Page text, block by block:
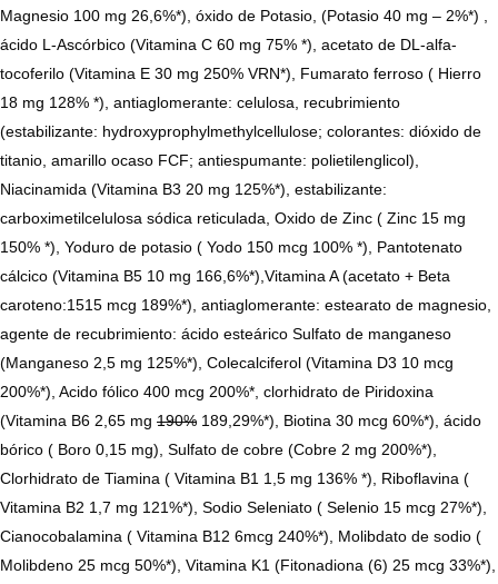
Magnesio 100 mg 26,6%*), óxido de Potasio, (Potasio 40 mg – 2%*) ,
ácido L-Ascórbico (Vitamina C 60 mg 75% *), acetato de DL-alfa-
tocoferilo (Vitamina E 30 mg 250% VRN*), Fumarato ferroso ( Hierro
18 mg 128% *), antiaglomerante: celulosa, recubrimiento
(estabilizante: hydroxyprophylmethylcellulose; colorantes: dióxido de
titanio, amarillo ocaso FCF; antiespumante: polietilenglicol),
Niacinamida (Vitamina B3 20 mg 125%*), estabilizante:
carboximetilcelulosa sódica reticulada, Oxido de Zinc ( Zinc 15 mg
150% *), Yoduro de potasio ( Yodo 150 mcg 100% *), Pantotenato
cálcico (Vitamina B5 10 mg 166,6%*),Vitamina A (acetato + Beta
caroteno:1515 mcg 189%*), antiaglomerante: estearato de magnesio,
agente de recubrimiento: ácido esteárico Sulfato de manganeso
(Manganeso 2,5 mg 125%*), Colecalciferol (Vitamina D3 10 mcg
200%*), Acido fólico 400 mcg 200%*, clorhidrato de Piridoxina
(Vitamina B6 2,65 mg 190% 189,29%*), Biotina 30 mcg 60%*), ácido
bórico ( Boro 0,15 mg), Sulfato de cobre (Cobre 2 mg 200%*),
Clorhidrato de Tiamina ( Vitamina B1 1,5 mg 136% *), Riboflavina (
Vitamina B2 1,7 mg 121%*), Sodio Seleniato ( Selenio 15 mcg 27%*),
Cianocobalamina ( Vitamina B12 6mcg 240%*), Molibdato de sodio (
Molibdeno 25 mcg 50%*), Vitamina K1 (Fitonadiona (6) 25 mcg 33%*),